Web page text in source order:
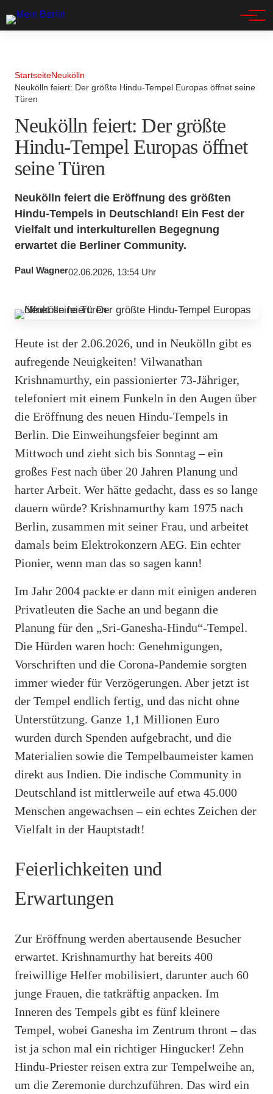
StartseiteNeukölln
Neukölln feiert: Der größte Hindu-Tempel Europas öffnet seine
Türen
Neukölln feiert: Der größte
Hindu-Tempel Europas öffnet
seine Türen
Neukölln feiert die Eröffnung des größten
Hindu-Tempels in Deutschland! Ein Fest der
Vielfalt und interkulturellen Begegnung
erwartet die Berliner Community.
Paul Wagner02.06.2026, 13:54 Uhr
Heute ist der 2.06.2026, und in Neukölln gibt es
aufregende Neuigkeiten! Vilwanathan
Krishnamurthy, ein passionierter 73-Jähriger,
telefoniert mit einem Funkeln in den Augen über
die Eröffnung des neuen Hindu-Tempels in
Berlin. Die Einweihungsfeier beginnt am
Mittwoch und zieht sich bis Sonntag – ein
großes Fest nach über 20 Jahren Planung und
harter Arbeit. Wer hätte gedacht, dass es so lange
dauern würde? Krishnamurthy kam 1975 nach
Berlin, zusammen mit seiner Frau, und arbeitet
damals beim Elektrokonzern AEG. Ein echter
Pionier, wenn man das so sagen kann!
Im Jahr 2004 packte er dann mit einigen anderen
Privatleuten die Sache an und begann die
Planung für den „Sri-Ganesha-Hindu“-Tempel.
Die Hürden waren hoch: Genehmigungen,
Vorschriften und die Corona-Pandemie sorgten
immer wieder für Verzögerungen. Aber jetzt ist
der Tempel endlich fertig, und das nicht ohne
Unterstützung. Ganze 1,1 Millionen Euro
wurden durch Spenden aufgebracht, und die
Materialien sowie die Tempelbaumeister kamen
direkt aus Indien. Die indische Community in
Deutschland ist mittlerweile auf etwa 45.000
Menschen angewachsen – ein echtes Zeichen der
Vielfalt in der Hauptstadt!
Feierlichkeiten und
Erwartungen
Zur Eröffnung werden abertausende Besucher
erwartet. Krishnamurthy hat bereits 400
freiwillige Helfer mobilisiert, darunter auch 60
junge Frauen, die tatkräftig anpacken. Im
Inneren des Tempels gibt es fünf kleinere
Tempel, wobei Ganesha im Zentrum thront – das
ist ja schon mal ein richtiger Hingucker! Zehn
Hindu-Priester reisen extra zur Tempelweihe an,
um die Zeremonie durchzuführen. Das wird ein